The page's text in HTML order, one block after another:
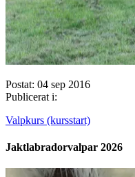
Postat: 04 sep 2016
Publicerat i:
Valpkurs (kursstart)
Jaktlabradorvalpar 2026